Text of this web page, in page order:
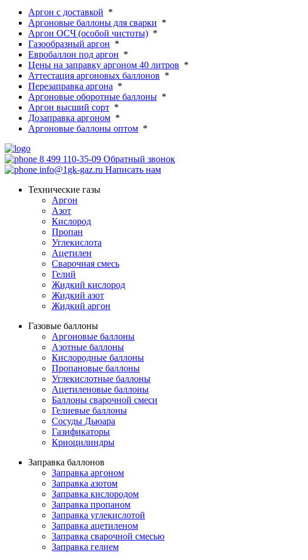
Аргон с доставкой *
Аргоновые баллоны для сварки *
Аргон ОСЧ (особой чистоты) *
Газообразный аргон *
Евробаллон под аргон *
Цены на заправку аргоном 40 литров *
Аттестация аргоновых баллонов *
Перезаправка аргона *
Аргоновые оборотные баллоны *
Аргон высший сорт *
Дозаправка аргоном *
Аргоновые баллоны оптом *
8 499 110-35-09 Обратный звонок
info@1gk-gaz.ru Написать нам
Технические газы
Аргон
Азот
Кислород
Пропан
Углекислота
Ацетилен
Сварочная смесь
Гелий
Жидкий кислород
Жидкий азот
Жидкий аргон
Газовые баллоны
Аргоновые баллоны
Азотные баллоны
Кислородные баллоны
Пропановые баллоны
Углекислотные баллоны
Ацетиленовые баллоны
Баллоны сварочной смеси
Гелиевые баллоны
Сосуды Дьюара
Газификаторы
Криоцилиндры
Заправка баллонов
Заправка аргоном
Заправка азотом
Заправка кислородом
Заправка пропаном
Заправка углекислотой
Заправка ацетиленом
Заправка сварочной смесью
Заправка гелием